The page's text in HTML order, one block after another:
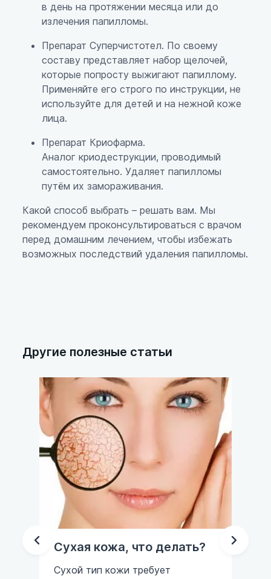
в день на протяжении месяца или до
излечения папилломы.
Препарат Суперчистотел. По своему
составу представляет набор щелочей,
которые попросту выжигают папиллому.
Применяйте его строго по инструкции, не
используйте для детей и на нежной коже
лица.
Препарат Криофарма.
Аналог криодеструкции, проводимый
самостоятельно. Удаляет папилломы
путём их замораживания.
Какой способ выбрать – решать вам. Мы
рекомендуем проконсультироваться с врачом
перед домашним лечением, чтобы избежать
возможных последствий удаления папилломы.
Другие полезные статьи
Что лучше: фотоэпиляция
или лазерная эпиляция?